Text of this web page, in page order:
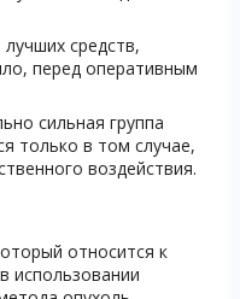
средств,
перед оперативным
сильная группа
только в том случае,
воздействия.
относится к
использовании